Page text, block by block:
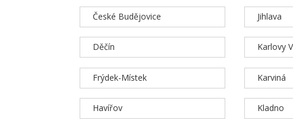
České Budějovice
Děčín
Frýdek-Místek
Havířov
Jihlava
Karlovy
Karviná
Kladno